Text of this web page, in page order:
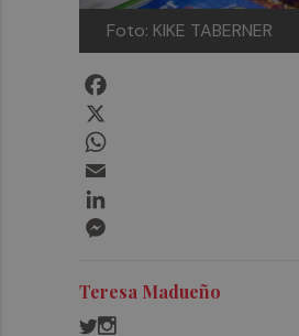
Foto: KIKE TABERNER
Teresa Madueño